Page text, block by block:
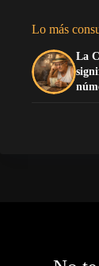
Lo más
La